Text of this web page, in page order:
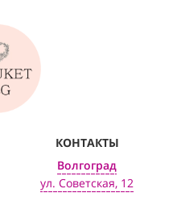
КОНТАКТЫ
Волгоград
ул. Советская, 12